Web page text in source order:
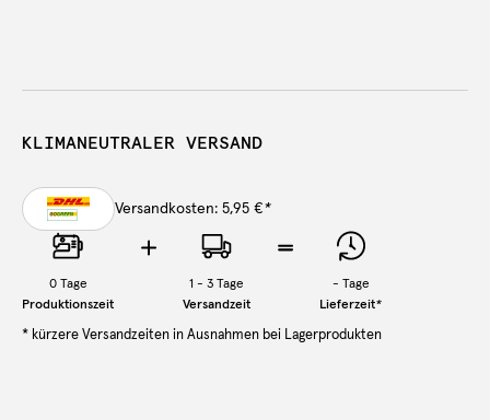
KLIMANEUTRALER VERSAND
Versandkosten: 5,95 €*
0Tage
Produktionszeit
1 - 3 Tage
Versandzeit
- Tage
Lieferzeit*
* kürzere Versandzeiten in Ausnahmen bei Lagerprodukten